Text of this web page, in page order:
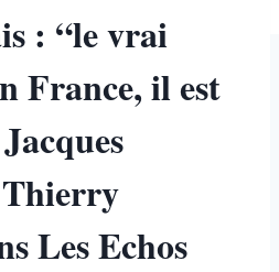
: “le vrai
France, il est
Les Echos